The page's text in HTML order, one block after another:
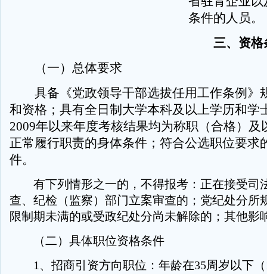
条件的人员。
三、资格
（一）总体要求
具备《党政领导干部选拔任用工作条例》
和资格；具有全日制大学本科及以上学历和学
2009年以来年度考核结果均为称职（合格）及
正常履行职责的身体条件；符合公选职位要求
件。
有下列情形之一的，不得报考：正在接受司
查、纪检（监察）部门立案审查的；党纪处分所
限制期未满的或受政纪处分尚未解除的；其他影
（二）具体职位资格条件
1、招商引资方向职位：年龄在35周岁以下（